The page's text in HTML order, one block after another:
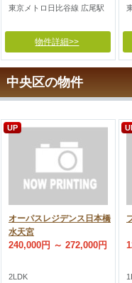
東京メトロ日比谷線 広尾駅
物件詳細>>
中央区の物件
UP
オーパスレジデンス日本橋
水天宮
240,000円 ～ 272,000円
2LDK